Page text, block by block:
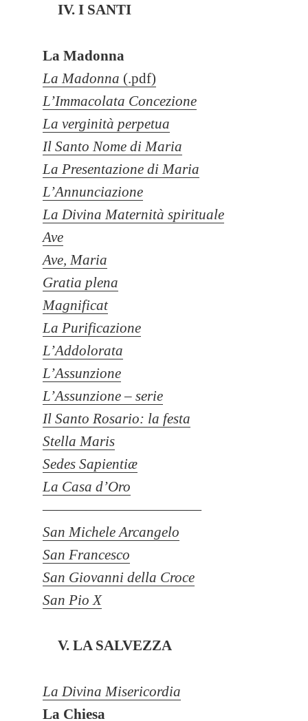
IV. I SANTI
La Madonna
La Madonna (.pdf)
L’Immacolata Concezione
La verginità perpetua
Il Santo Nome di Maria
La Presentazione di Maria
L’Annunciazione
La Divina Maternità spirituale
Ave
Ave, Maria
Gratia plena
Magnificat
La Purificazione
L’Addolorata
L’Assunzione
L’Assunzione – serie
Il Santo Rosario: la festa
Stella Maris
Sedes Sapientiæ
La Casa d’Oro
———————————
San Michele Arcangelo
San Francesco
San Giovanni della Croce
San Pio X
V. LA SALVEZZA
La Divina Misericordia
La Chiesa